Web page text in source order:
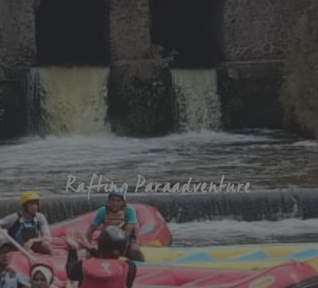
Rafting Paraadventure